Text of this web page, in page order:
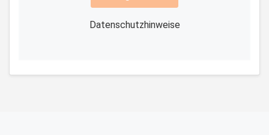
Datenschutzhinweise